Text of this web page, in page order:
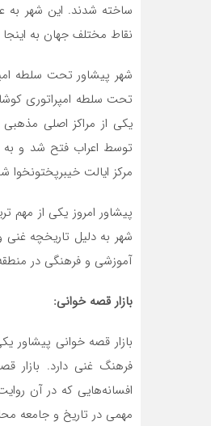
ساخته شدند. این شهر به
نقاط مختلف جهان به
شهر پیشاور تحت سلطه
تحت سلطه امپراتوری
یکی از مراکز اصلی
مرکز ایالت
پیشاور امروز یکی از
شهر به دلیل تاریخچه
آموزشی و فرهنگی در
بازار قصه خوانی:
بازار قصه خوانی پیشاور
فرهنگ غنی دارد. بازار
افسانه‌هایی که در آن
مهمی در تاریخ و جامعه